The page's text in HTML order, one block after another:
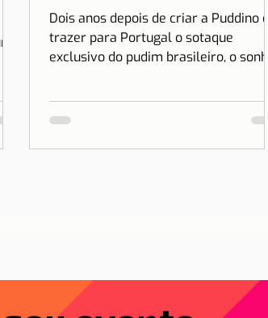
Dois anos depois de criar a Puddino e
trazer para Portugal o sotaque
exclusivo do pudim brasileiro, o sonho